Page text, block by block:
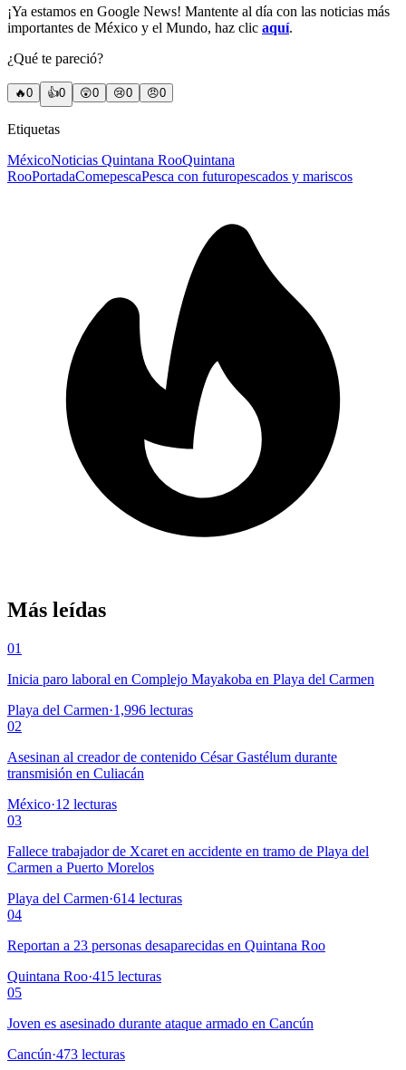
¡Ya estamos en Google News! Mantente al día con las noticias más
importantes de México y el Mundo, haz clic aquí.
¿Qué te pareció?
🔥0 👍0 😲0 😢0 😠0
Etiquetas
MéxicoNoticias Quintana RooQuintana
RooPortadaComepescaPesca con futuropescados y mariscos
Más leídas
01
Inicia paro laboral en Complejo Mayakoba en Playa del Carmen
Playa del Carmen·1,996 lecturas
02
Asesinan al creador de contenido César Gastélum durante
transmisión en Culiacán
México·12 lecturas
03
Fallece trabajador de Xcaret en accidente en tramo de Playa del
Carmen a Puerto Morelos
Playa del Carmen·614 lecturas
04
Reportan a 23 personas desaparecidas en Quintana Roo
Quintana Roo·415 lecturas
05
Joven es asesinado durante ataque armado en Cancún
Cancún·473 lecturas